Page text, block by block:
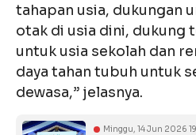
tahapan usia, dukungan
otak di usia dini, dukung
untuk usia sekolah dan
daya tahan tubuh untuk
dewasa,” jelasnya.
Minggu, 14 Jun 2026